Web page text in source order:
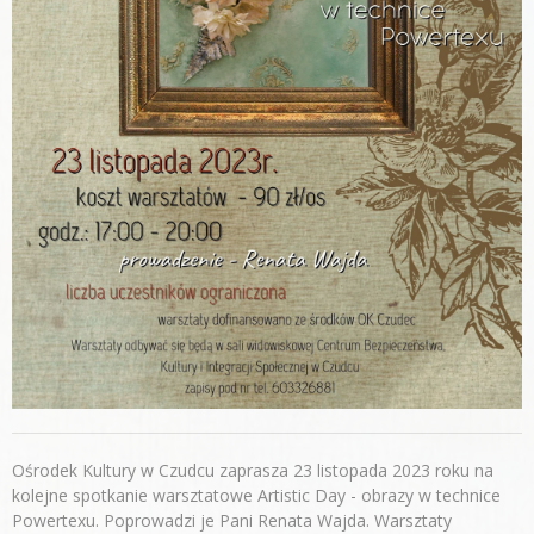
Ośrodek Kultury w Czudcu zaprasza 23 listopada 2023 roku na
kolejne spotkanie warsztatowe Artistic Day - obrazy w technice
Powertexu. Poprowadzi je Pani Renata Wajda. Warsztaty